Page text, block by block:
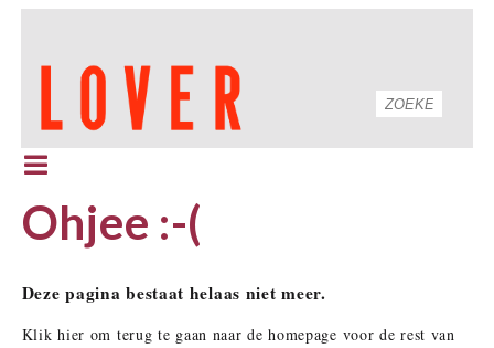
Ohjee :-(
Deze pagina bestaat helaas niet meer.
Klik hier om terug te gaan naar de homepage voor de rest van